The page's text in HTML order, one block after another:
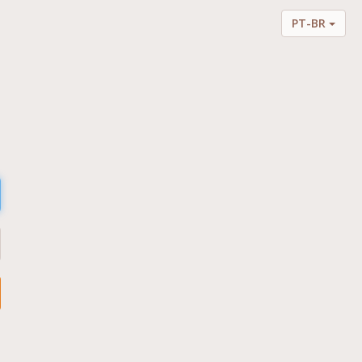
PT-BR